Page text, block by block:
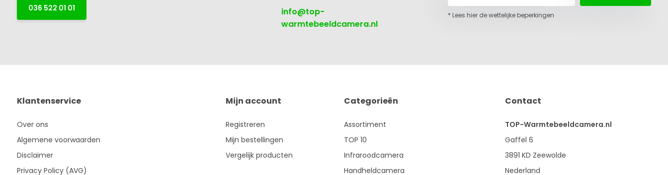
036 522 01 01
info@top-
warmtebeeldcamera.nl
* Lees hier de wettelijke beperkingen
Klantenservice
Over ons
Algemene voorwaarden
Disclaimer
Privacy Policy (AVG)
Mijn account
Registreren
Mijn bestellingen
Vergelijk producten
Categorieën
Assortiment
TOP 10
Infraroodcamera
Handheldcamera
Contact
TOP-Warmtebeeldcamera.nl
Gaffel 6
3891 KD Zeewolde
Nederland